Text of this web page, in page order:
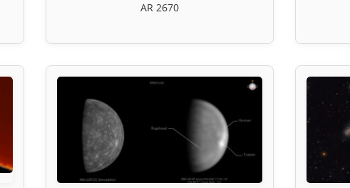
AR 2670